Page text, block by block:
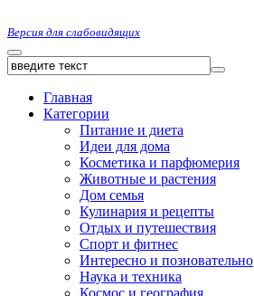
Версия для слабовидящих
Главная
Категории
Питание и диета
Идеи для дома
Косметика и парфюмерия
Животные и растения
Дом семья
Кулинария и рецепты
Отдых и путешествия
Спорт и фитнес
Интересно и позновательно
Наука и техника
Космос и география